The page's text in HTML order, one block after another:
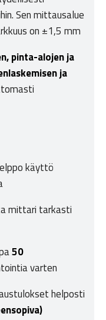
Sen mittausalue
on ±1,5 mm
pinta-alojen ja
ja
käyttö
mittari tarkasti
50
varten
helposti